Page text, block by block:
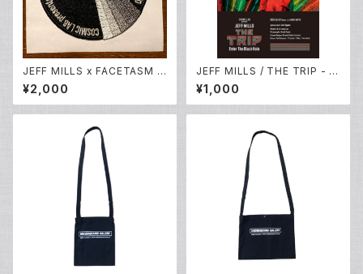
JEFF MILLS x FACETASM O
riginal Embroidery Patch
(刺繍ワッペン)
¥2,000
JEFF MILLS / THE TRIP - E
nter The Black Hole- Origi
nal POSTER
¥1,000